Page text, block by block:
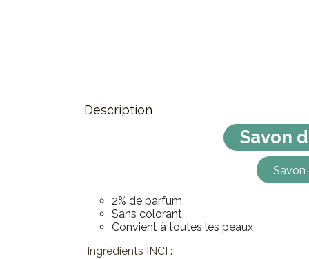
Description
Savon
Savon
2% de parfum,
Sans colorant
Convient à toutes les peaux
Ingrédients INCI :